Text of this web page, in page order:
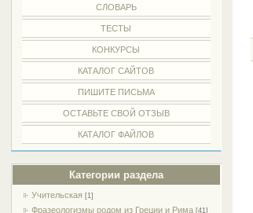
СЛОВАРЬ
ТЕСТЫ
КОНКУРСЫ
КАТАЛОГ САЙТОВ
ПИШИТЕ ПИСЬМА
ОСТАВЬТЕ СВОЙ ОТЗЫВ
КАТАЛОГ ФАЙЛОВ
Категории раздела
Учительская [1]
Фразеологизмы родом из Греции и Рима [41]